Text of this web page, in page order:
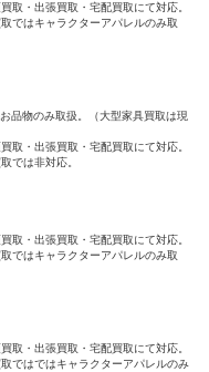
取・出張買取・宅配買取にて対応。
ではキャラクターアパレルのみ取
品物のみ取扱。（大型家具買取は現
取・出張買取・宅配買取にて対応。
では非対応。
取・出張買取・宅配買取にて対応。
ではキャラクターアパレルのみ取
取・出張買取・宅配買取にて対応。
ではではキャラクターアパレルのみ